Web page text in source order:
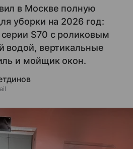
в Москве полную
уборки на 2026 год:
S70 с роликовым
водой, вертикальные
и мойщик окон.